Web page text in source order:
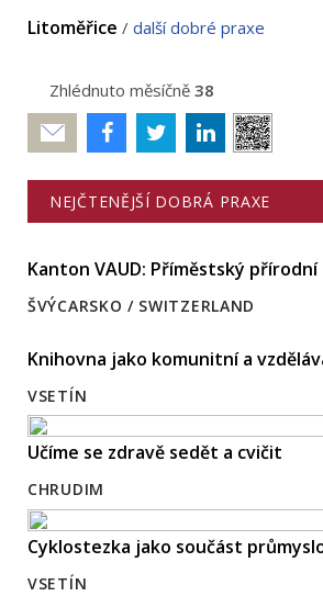
Litoměřice / další dobré praxe
Zhlédnuto měsíčně 38
Poslat
NEJČTENĚJŠÍ DOBRÁ PRAXE
Kanton VAUD: Příměstský
ŠVÝCARSKO / SWITZERLAND
Knihovna jako komunitní a
VSETÍN
Učíme se zdravě sedět a cvičit
CHRUDIM
Cyklostezka jako součást
VSETÍN